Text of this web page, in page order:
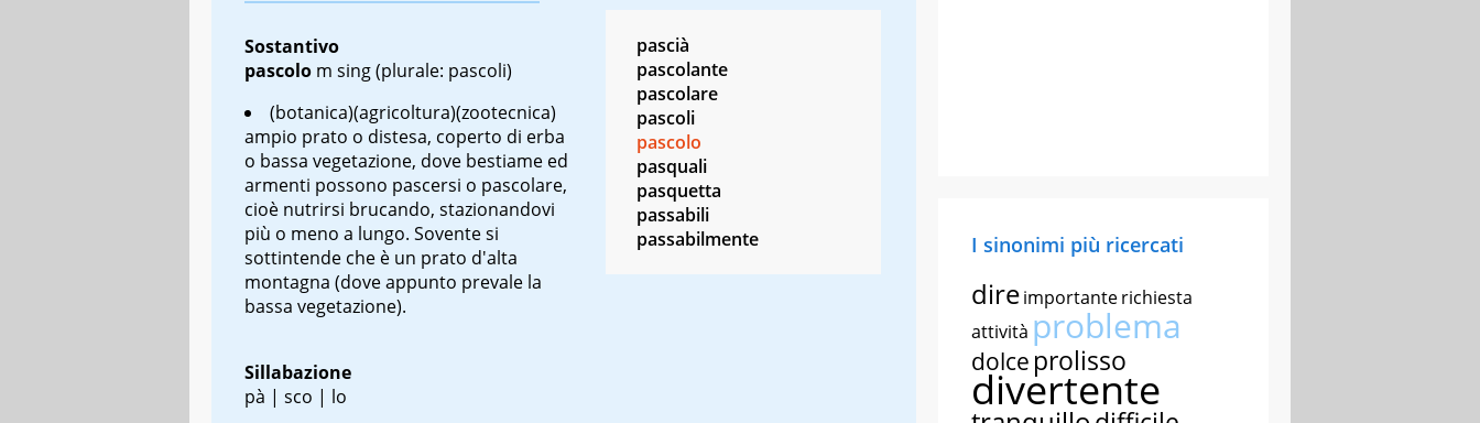
Sostantivo
pascolo m sing(plurale: pascoli)
(botanica)(agricoltura)(zootecnica)
ampio prato o distesa, coperto di erba
o bassa vegetazione, dove bestiame ed
armenti possono pascersi o pascolare,
cioè nutrirsi brucando, stazionandovi
più o meno a lungo. Sovente si
sottintende che è un prato d'alta
montagna (dove appunto prevale la
bassa vegetazione).
Sillabazione
pà | sco | lo
pascià
pascolante
pascolare
pascoli
pascolo
pasquali
pasquetta
passabili
passabilmente
I sinonimi più ricercati
direimportanterichiesta
attività problema
dolce prolisso
divertente